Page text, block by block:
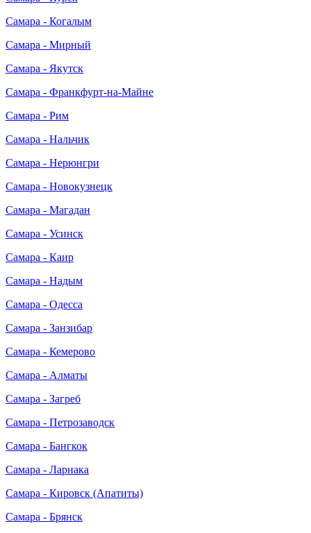
Самара - Когалым
Самара - Мирный
Самара - Якутск
Самара - Франкфурт-на-Майне
Самара - Рим
Самара - Нальчик
Самара - Нерюнгри
Самара - Новокузнецк
Самара - Магадан
Самара - Усинск
Самара - Каир
Самара - Надым
Самара - Одесса
Самара - Занзибар
Самара - Кемерово
Самара - Алматы
Самара - Загреб
Самара - Петрозаводск
Самара - Бангкок
Самара - Ларнака
Самара - Кировск (Апатиты)
Самара - Брянск